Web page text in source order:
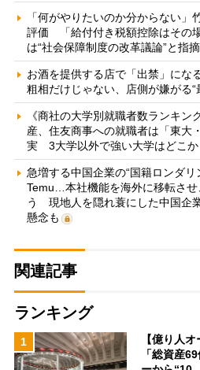
「何がやりたいのか分からない
評価 「給付付き税額控除はその
は“社会保障制度の改革議論”と指摘
お酒を提供する店で「出禁」に
粗相だけじゃない、店側が嫌がる“
《商社の大学別就職者数ランキン
産、住友商事への就職者は「東大
実 3大学以外で強い大学はどこか
急増する中国企業の“国籍ロンダ
Temu…本社機能を海外に移転させ
う 現地人を隠れ蓑にした中国企
懸念も
関連記事
ランキング
1
【億り人
「総資産